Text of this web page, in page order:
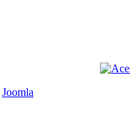
Joomla